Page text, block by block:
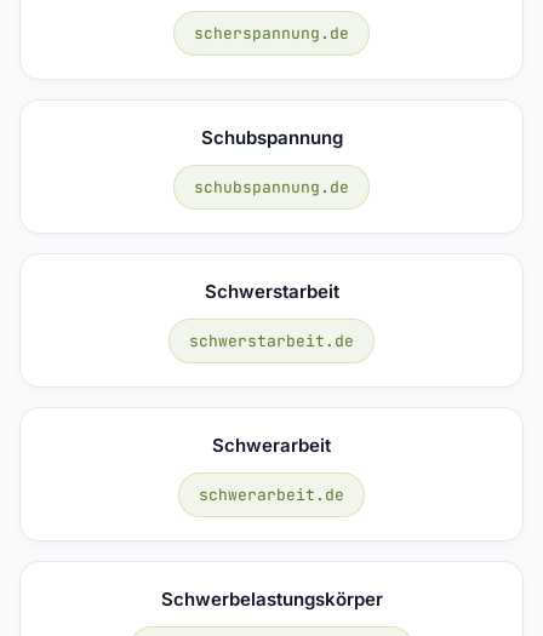
scherspannung.de
Schubspannung
schubspannung.de
Schwerstarbeit
schwerstarbeit.de
Schwerarbeit
schwerarbeit.de
Schwerbelastungskörper